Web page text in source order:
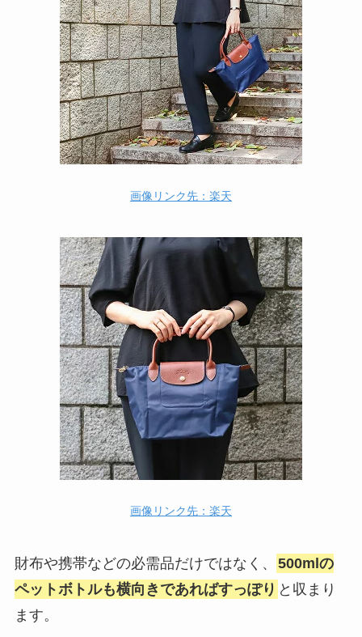
画像リンク先：楽天
画像リンク先：楽天
財布や携帯などの必需品だけではなく、
500mlの
ペットボトルも横向きであればすっぽり と収まり
ます。